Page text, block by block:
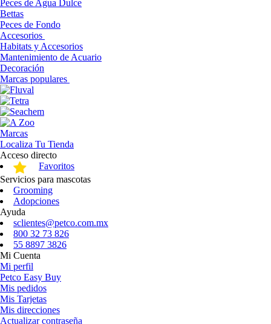
Peces de Agua Dulce
Bettas
Peces de Fondo
Accesorios
Habitats y Accesorios
Mantenimiento de Acuario
Decoración
Marcas populares
Marcas
Localiza Tu Tienda
Acceso directo
Favoritos
Servicios para mascotas
Grooming
Adopciones
Ayuda
sclientes@petco.com.mx
800 32 73 826
55 8897 3826
Mi Cuenta
Mi perfil
Petco Easy Buy
Mis pedidos
Mis Tarjetas
Mis direcciones
Actualizar contraseña